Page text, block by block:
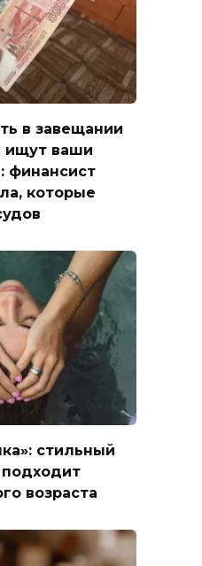
в завещании
ищут ваши
финансист
которые
стильный
возраста